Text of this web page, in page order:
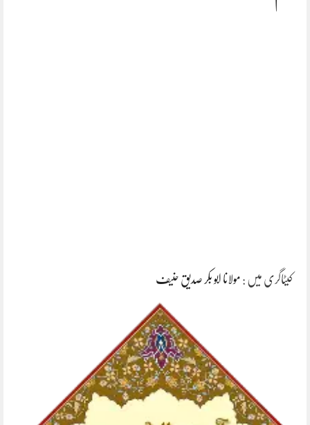
کیٹاگری میں : مولانا ابو بکر صدیق حنیف